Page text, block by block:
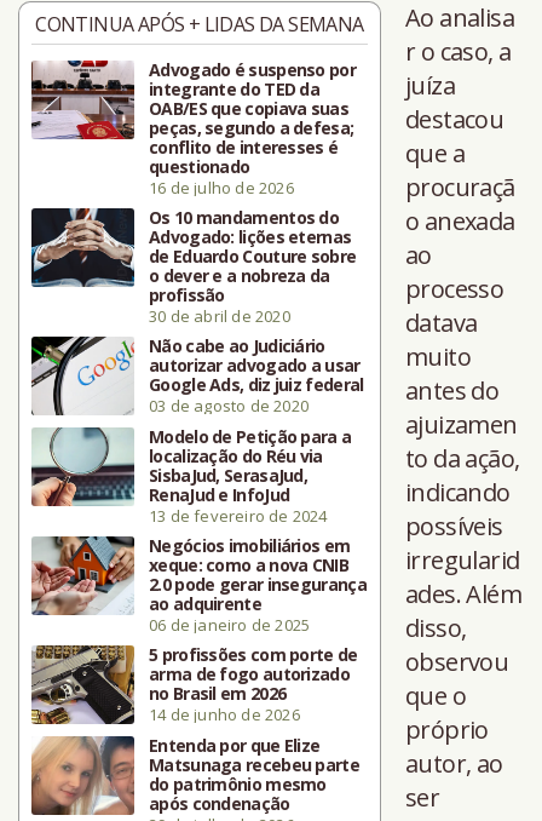
CONTINUA APÓS + LIDAS DA SEMANA
Advogado é suspenso por
integrante do TED da
OAB/ES que copiava suas
peças, segundo a defesa;
conflito de interesses é
questionado
16 de julho de 2026
Os 10 mandamentos do
Advogado: lições eternas
de Eduardo Couture sobre
o dever e a nobreza da
profissão
30 de abril de 2020
Não cabe ao Judiciário
autorizar advogado a usar
Google Ads, diz juiz federal
03 de agosto de 2020
Modelo de Petição para a
localização do Réu via
SisbaJud, SerasaJud,
RenaJud e InfoJud
13 de fevereiro de 2024
Negócios imobiliários em
xeque: como a nova CNIB
2.0 pode gerar insegurança
ao adquirente
06 de janeiro de 2025
5 profissões com porte de
arma de fogo autorizado
no Brasil em 2026
14 de junho de 2026
Entenda por que Elize
Matsunaga recebeu parte
do patrimônio mesmo
após condenação
Ao analisa
r o caso, a
juíza
destacou
que a
procuraçã
o anexada
ao
processo
datava
muito
antes do
ajuizamen
to da ação,
indicando
possíveis
irregularid
ades. Além
disso,
observou
que o
próprio
autor, ao
ser